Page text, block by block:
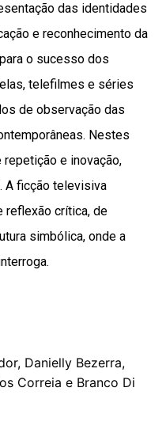
das identidades
e reconhecimento da
o sucesso dos
telefilmes e séries
de observação das
Nestes
e inovação,
A ficção televisiva
reflexão crítica, de
simbólica, onde a
Danielly Bezerra,
Correia e Branco Di